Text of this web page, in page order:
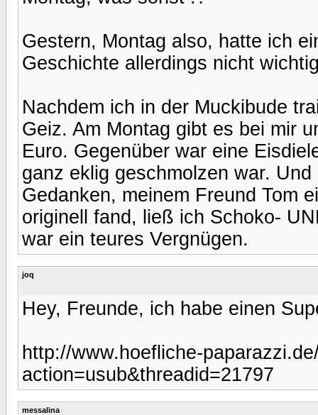
Gestern, Montag also, hatte ich
Geschichte allerdings nicht
Nachdem ich in der Muckibude
Geiz. Am Montag gibt es bei mir
Euro. Gegenüber war eine
ganz eklig geschmolzen war.
Gedanken, meinem Freund Tom
originell fand, ließ ich Schoko-
war ein teures Vergnügen.
joq
Hey, Freunde, ich habe einen
http://www.hoefliche-
action=usub&threadid=21797
messalina